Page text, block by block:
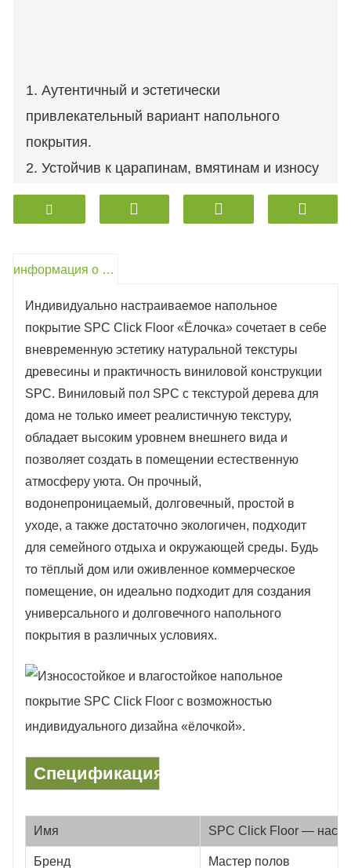
1. Аутентичный и эстетически
привлекательный вариант напольного
покрытия.
2. Устойчив к царапинам, вмятинам и износу
при ежедневном использовании.
3. Отличная стойкость цвета и высокая
излучению.
4. Устойчив и подходит для помещений с
подогревом пола.
5. 100% водонепроницаемость,
превосходный водонепроницаемый эффект.
информация о продукте
Индивидуально настраиваемое напольное
покрытие SPC Click Floor «Ёлочка» сочетает в себе
вневременную эстетику натуральной текстуры
древесины и практичность виниловой конструкции
SPC. Виниловый пол SPC с текстурой дерева для
дома не только имеет реалистичную текстуру,
обладает высоким уровнем внешнего вида и
позволяет создать в помещении естественную
атмосферу уюта. Он прочный,
водонепроницаемый, долговечный, простой в
уходе, а также достаточно экологичен, подходит
для семейного отдыха и окружающей среды. Будь
то тёплый дом или оживленное коммерческое
помещение, он идеально подходит для создания
универсального и долговечного напольного
покрытия в различных условиях.
Спецификация
Имя SPC Click Floor —
Бренд Мастер полов